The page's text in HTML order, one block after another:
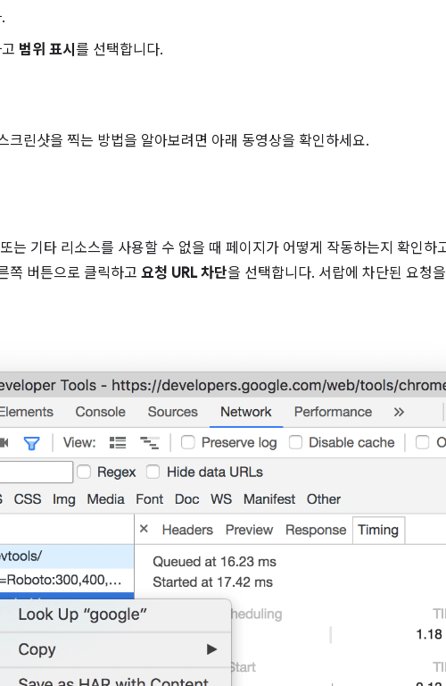
범위 표시 를 선택합니다.
크린샷을 찍는 방법을 알아보려면 아래 동영상을 확인하세요.
는 기타 리소스를 사용할 수 없을 때 페이지가 어떻게 작동하는지 확인하
쪽 버튼으로 클릭하고 요청 URL 차단을 선택합니다. 서랍에 차단된 요청